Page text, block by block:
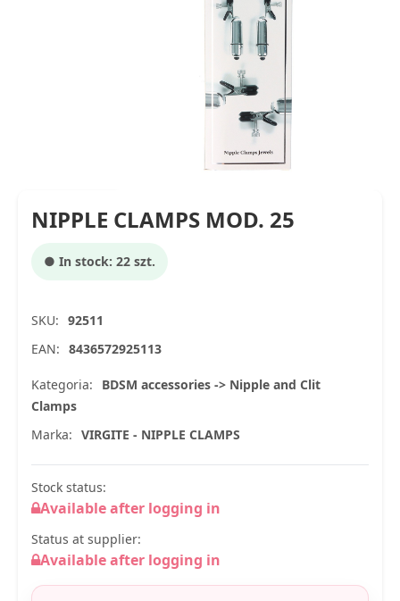
NIPPLE CLAMPS MOD. 25
● In stock: 22 szt.
SKU: 92511
EAN: 8436572925113
Kategoria:
BDSM accessories -> Nipple and Clit
Clamps
Marka: VIRGITE - NIPPLE CLAMPS
Stock status:
Available after logging in
Status at supplier:
Available after logging in